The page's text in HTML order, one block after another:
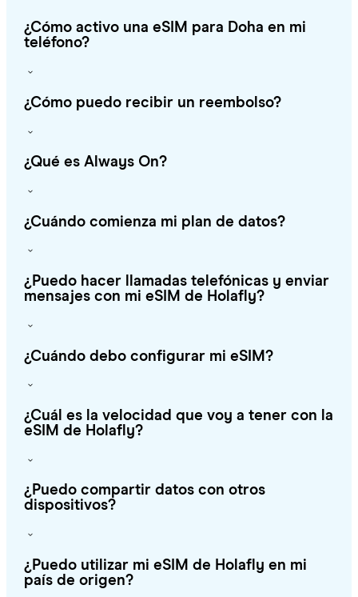
¿Cómo activo una eSIM para Doha en mi
teléfono?
¿Cómo puedo recibir un reembolso?
¿Qué es Always On?
¿Cuándo comienza mi plan de datos?
¿Puedo hacer llamadas telefónicas y enviar
mensajes con mi eSIM de Holafly?
¿Cuándo debo configurar mi eSIM?
¿Cuál es la velocidad que voy a tener con la
eSIM de Holafly?
¿Puedo compartir datos con otros
dispositivos?
¿Puedo utilizar mi eSIM de Holafly en mi
país de origen?